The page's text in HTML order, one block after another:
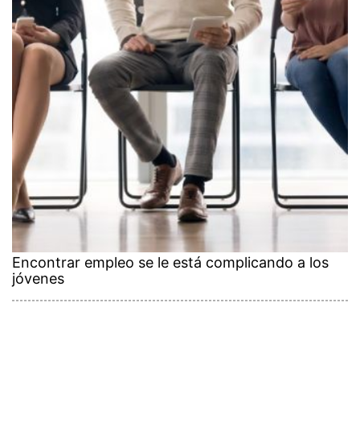
Encontrar empleo se le está complicando a los
jóvenes